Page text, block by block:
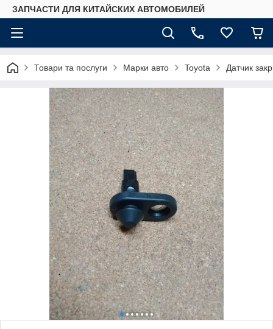
ЗАПЧАСТИ ДЛЯ КИТАЙСКИХ АВТОМОБИЛЕЙ
Товари та послуги Марки авто Toyota Датчик